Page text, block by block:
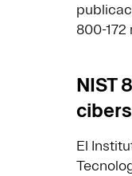
800-
NIST
El